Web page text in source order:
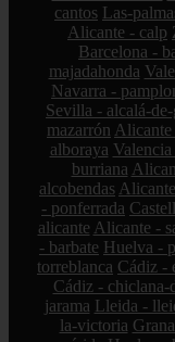
cantos Las-
Alicante - calp
Barcelona -
majadahonda
Navarra -
Sevilla - alcalá-
mazarrón Alicante
alboraya
burriana
alcobendas
- ponferrada
alicante Alicante -
- barbate Huelva -
torreblanca Cádiz -
Cádiz - chiclana-
jarama Lleida -
la-victoria